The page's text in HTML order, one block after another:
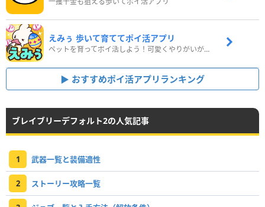
えみぅ 歩いて育ててポイ活アプリ
ペットを育ってポイ活しよう！可愛くやりがいがある新感覚アプリ
おすすめポイ活アプリランキング
ブレイブリーデフォルト2の人気記事
1 武器一覧と装備適性
2 ストーリー攻略一覧